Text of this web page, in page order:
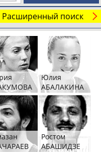
Расширенный поиск
Юлия
АБАЛАКИНА
Ростом
АБАШИДЗЕ